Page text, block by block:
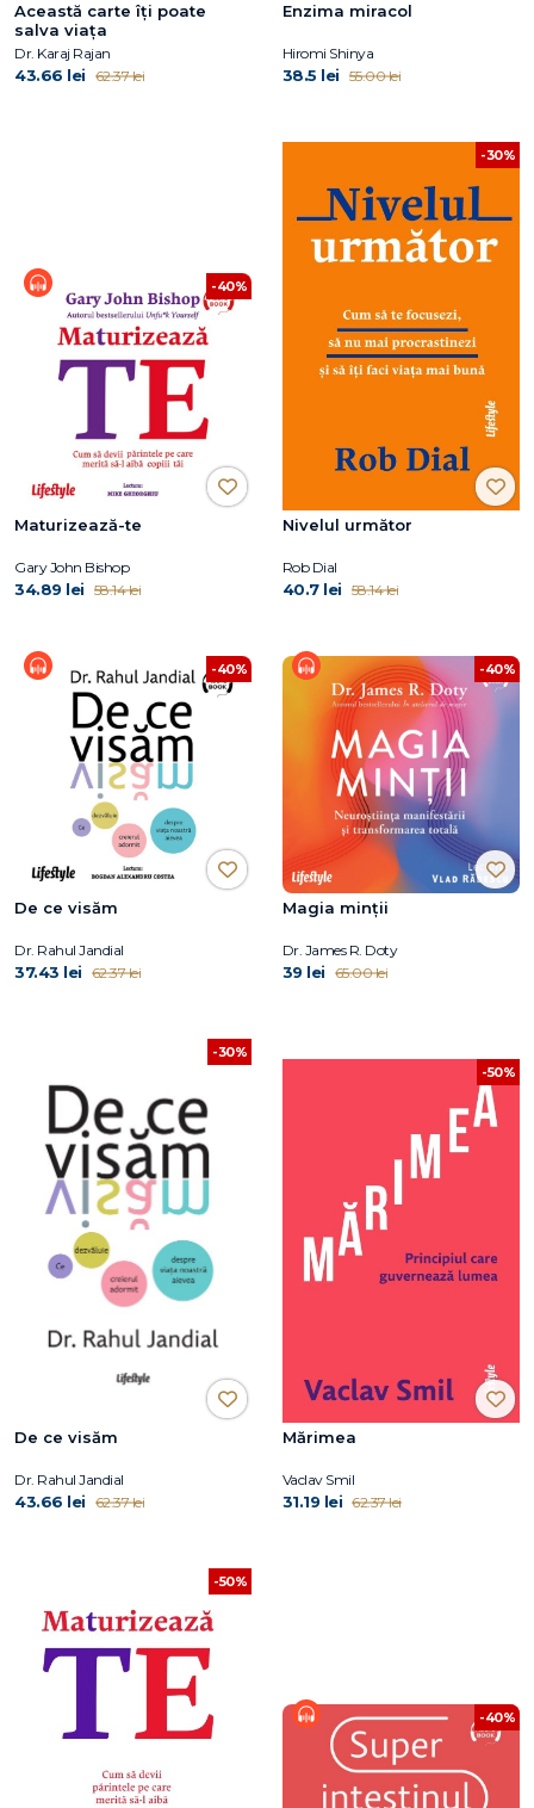
Această carte îți poate
salva viața
Dr. Karaj Rajan
43.66 lei 62.37 lei
Enzima miracol
Hiromi Shinya
38.5 lei 55.00 lei
-40%
Maturizează-te
Gary John Bishop
34.89 lei 58.14 lei
-30%
Nivelul următor
Rob Dial
40.7 lei 58.14 lei
-40%
De ce visăm
Dr. Rahul Jandial
37.43 lei 62.37 lei
-40%
Magia minții
Dr. James R. Doty
39 lei 65.00 lei
-30%
De ce visăm
Dr. Rahul Jandial
43.66 lei 62.37 lei
-50%
Mărimea
Vaclav Smil
31.19 lei 62.37 lei
-50%
-40%